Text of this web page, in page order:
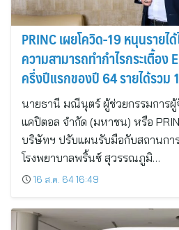
PRINC เผยโควิด-19 หนุนรายไ
ความสามารถทำกำไรกระเตื้อง
ครึ่งปีแรกของปี 64 รายได้รวม
30%
นายธานี มณีนุตร์ ผู้ช่วยกรรมการ
แคปิตอล จำกัด (มหาชน) หรือ
บริษัทฯ ปรับแผนรับมือกับสถานกา
โรงพยาบาลพริ้นซ์ สุวรรณภูมิ…
16 ส.ค. 64 16:49